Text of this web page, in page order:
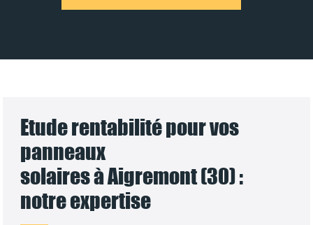
Etude rentabilité pour vos
panneaux
solaires à Aigremont (30) :
notre expertise